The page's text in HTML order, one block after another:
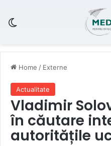
Home / Externe
Actualitate
Vladimir
în căutare
autoritățile